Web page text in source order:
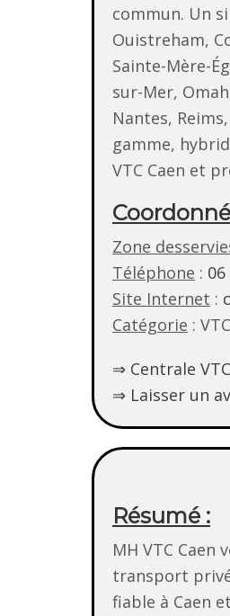
commun. Un
Ouistreham,
Sainte-Mère-
sur-Mer,
Nantes,
gamme,
VTC Caen et
Zone
Téléphone :
Site Internet :
Catégorie :
⇒ Centrale
⇒ Laisser un
Résumé :
MH VTC Caen
transport
fiable à Caen